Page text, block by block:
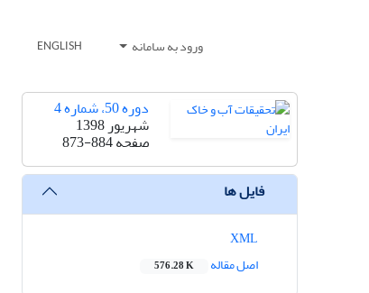
ورود به سامانه ENGLISH
دوره 50، شماره 4
شهریور 1398
صفحه873-884
فایل ها
اصل مقاله
576.28 K